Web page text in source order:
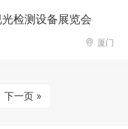
检测设备展览会
厦门
下一页 »